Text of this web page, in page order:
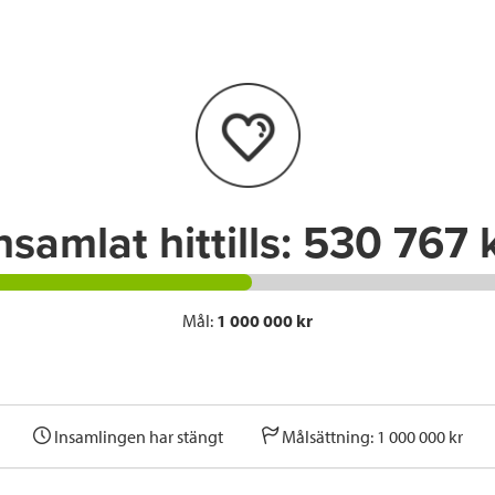
e
I
n
hittills: 530 767
Mål: 1 000 000 kr
Insamlingen har stängt Målsättning: 1 000 000 kr